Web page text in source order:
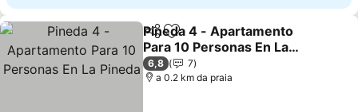
PartilharAdicionar aos favoritos
Pineda 4 - Apartamento
Para 10 Personas En La
Pineda
Ver preços
6,8
7
a 0.2 km da praia